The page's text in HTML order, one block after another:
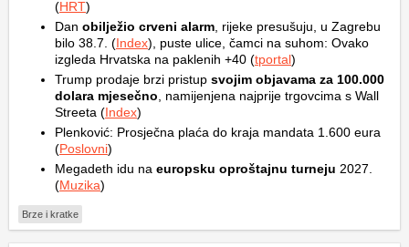
(HRT)
Dan obilježio crveni alarm , rijeke presušuju, u Zagrebu
bilo 38.7. (Index), puste ulice, čamci na suhom: Ovako
izgleda Hrvatska na paklenih +40 (tportal)
Trump prodaje brzi pristup svojim objavama za 100.000
dolara mjesečno , namijenjena najprije trgovcima s Wall
Streeta (Index)
Plenković: Prosječna plaća do kraja mandata 1.600 eura
(Poslovni)
Megadeth idu na europsku oproštajnu turneju 2027.
(Muzika)
Brze i kratke